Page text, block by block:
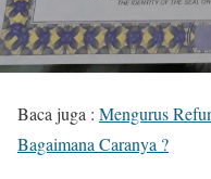
Baca juga : Mengurus
Bagaimana Caranya ?